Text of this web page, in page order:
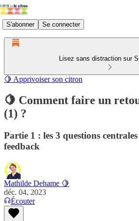
S'abonner Se connecter
Lisez sans distraction sur
🍋 Apprivoiser son citron
🍋 Comment faire un
(1) ?
Partie 1 : les 3 questions
feedback
Mathilde Dehame 🍋
déc. 04, 2023
Écouter